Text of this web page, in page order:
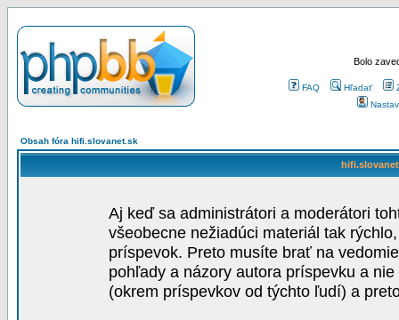
Bolo
FAQ Hľadať
Obsah fóra hifi.slovanet.sk
Aj keď sa administrátori a moderátori
všeobecne nežiadúci materiál tak
príspevok. Preto musíte brať na
pohľady a názory autora príspevku a
(okrem príspevkov od týchto ľudí) a